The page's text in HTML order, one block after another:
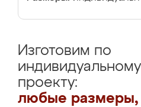
Изготовим по
индивидуальному
проекту:
любые размеры,